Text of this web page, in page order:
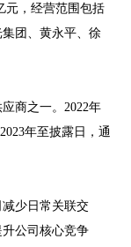
元，经营范围包括
团、黄永平、徐
商之一。2022年
年至披露日，通
少日常关联交
公司核心竞争